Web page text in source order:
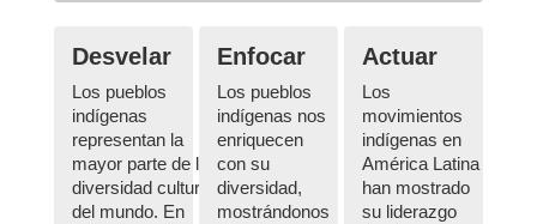
Desvelar
Los pueblos
indígenas
representan la
mayor parte de la
diversidad cultural
del mundo. En
Enfocar
Los pueblos
indígenas nos
enriquecen
con su
diversidad,
mostrándonos
Actuar
Los
movimientos
indígenas en
América Latina
han mostrado
su liderazgo